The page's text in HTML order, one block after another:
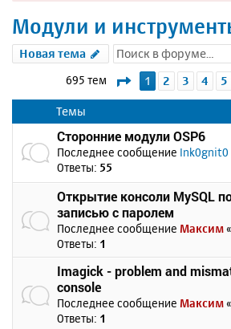
Модули и
Новая тема
695 тем Страница1 из 35
1 2 3 4 5
Темы
Сторонние модули OSP6
Последнее сообщение Ink0gnit0
Ответы: 55
Открытие консоли MySQL
записью с паролем
Последнее сообщение Максим «
Ответы: 1
Imagick - problem and
console
Последнее сообщение Максим «
Ответы: 1